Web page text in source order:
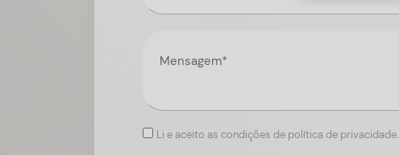
Li e aceito as condições de política de privacidade.